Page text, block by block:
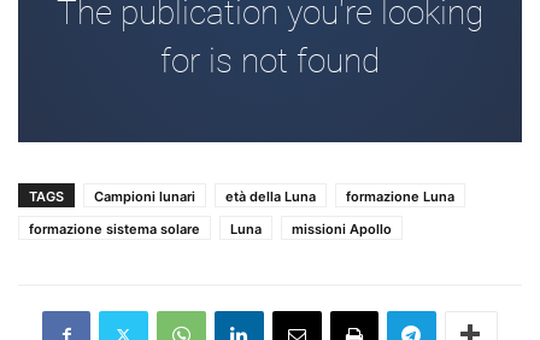
TAGS Campioni lunari età della Luna
formazione Luna
formazione sistema solare
Luna missioni Apollo